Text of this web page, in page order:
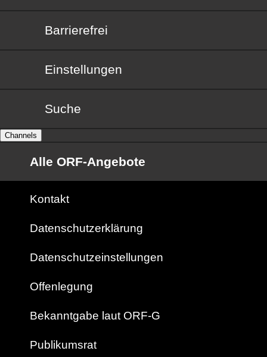
Barrierefrei
Barrierefrei
Einstellungen
Suche
Channels
Alle ORF-Angebote
Kontakt
Datenschutzerklärung
Datenschutzeinstellungen
Offenlegung
Bekanntgabe laut ORF-G
Publikumsrat